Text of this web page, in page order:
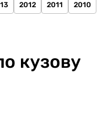
2012 2011 2010
кузову